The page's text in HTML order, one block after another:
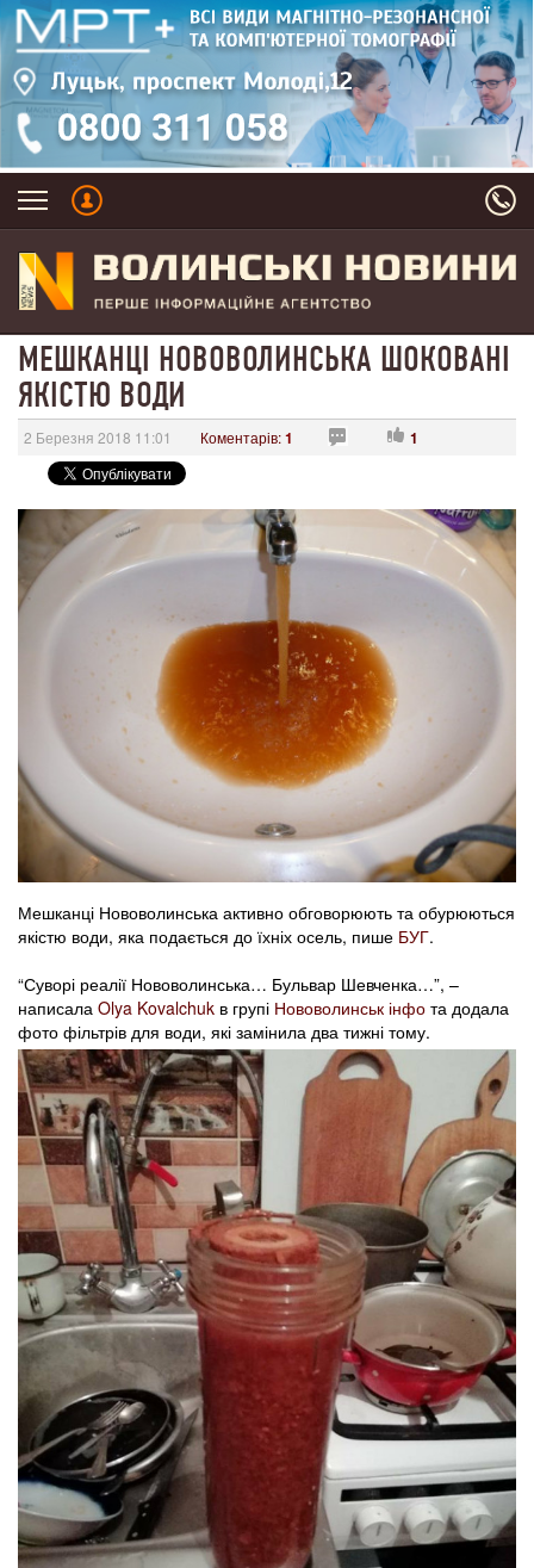
МЕШКАНЦІ НОВОВОЛИНСЬКА ШОКОВАНІ
ЯКІСТЮ ВОДИ
2 Березня 2018 11:01 Коментарів:1 1
Мешканці Нововолинська активно обговорюють та обурюються
якістю води, яка подається до їхніх осель, пише БУГ.
“Суворі реалії Нововолинська… Бульвар Шевченка…”, –
написала Olya Kovalchuk ‎ в групі Нововолинськ інфо та додала
фото фільтрів для води, які замінила два тижні тому.